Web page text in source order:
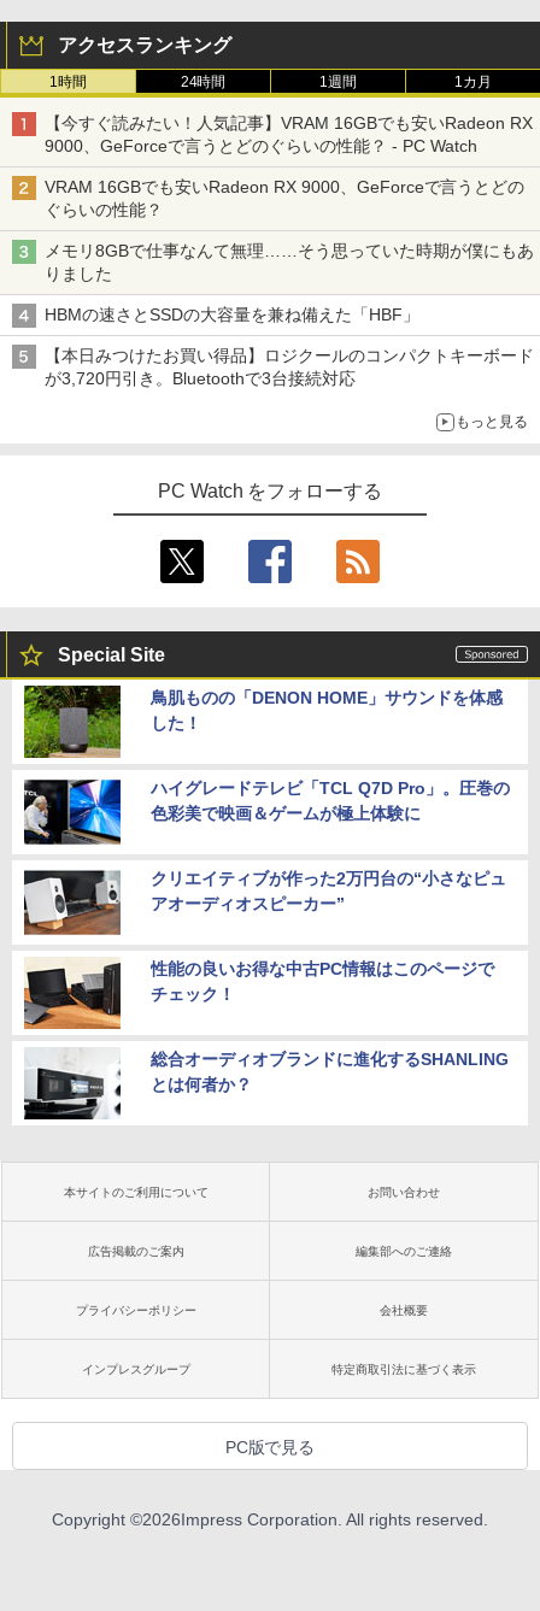
アクセスランキング
1時間 24時間 1週間 1カ月
【今すぐ読みたい！人気記事】VRAM 16GBでも安いRadeon RX
9000、GeForceで言うとどのぐらいの性能？ - PC Watch
VRAM 16GBでも安いRadeon RX 9000、GeForceで言うとどの
ぐらいの性能？
メモリ8GBで仕事なんて無理……そう思っていた時期が僕にもあ
りました
HBMの速さとSSDの大容量を兼ね備えた「HBF」
【本日みつけたお買い得品】ロジクールのコンパクトキーボード
が3,720円引き。Bluetoothで3台接続対応
もっと見る
PC Watch をフォローする
Special Site
鳥肌ものの「DENON HOME」サウンドを体感
した！
ハイグレードテレビ「TCL Q7D Pro」。圧巻の
色彩美で映画＆ゲームが極上体験に
クリエイティブが作った2万円台の“小さなピュ
アオーディオスピーカー”
性能の良いお得な中古PC情報はこのページで
チェック！
総合オーディオブランドに進化するSHANLING
とは何者か？
本サイトのご利用について お問い合わせ
広告掲載のご案内 編集部へのご連絡
プライバシーポリシー 会社概要
インプレスグループ 特定商取引法に基づく表示
PC版で見る
Copyright ©2026Impress Corporation. All rights reserved.